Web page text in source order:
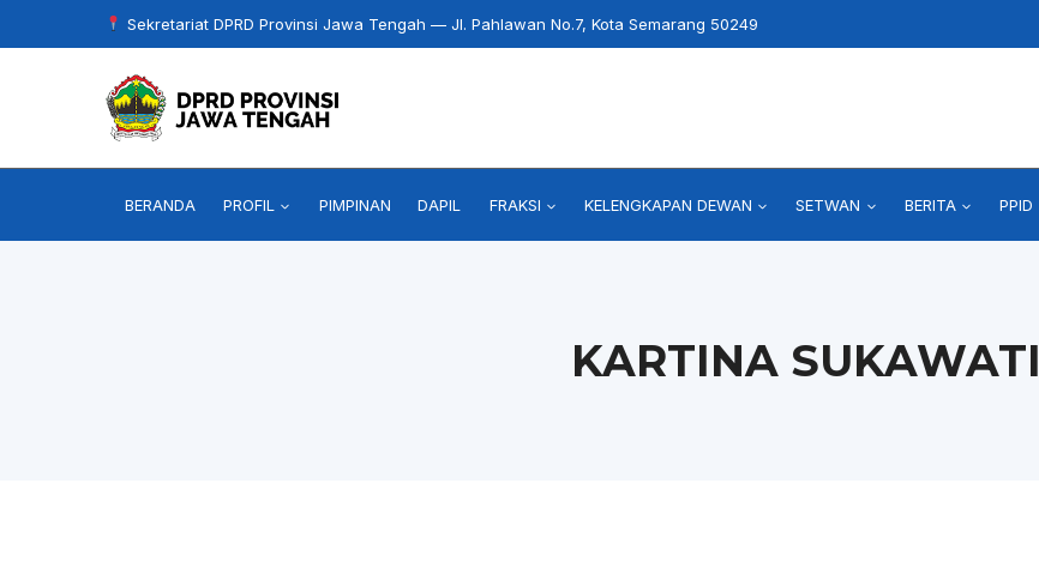
to
Sekretariat DPRD Provinsi Jawa Tengah — Jl. Pahlawan No.7, Kota Semarang 50249
BERANDA PROFIL PIMPINAN DAPIL FRAKSI KELENGKAPAN DEWAN SETWAN BERITA PPID
KARTINA SUKAWATI